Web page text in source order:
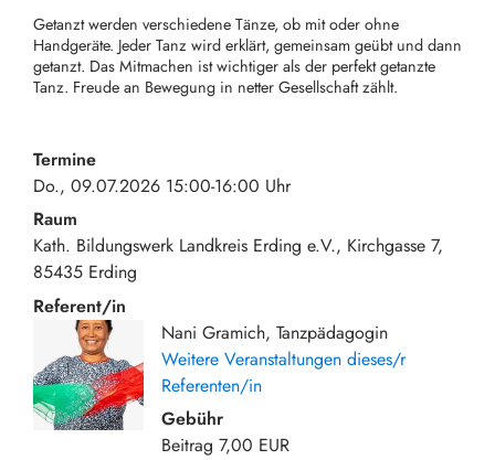
Getanzt werden verschiedene Tänze, ob mit oder ohne
Handgeräte. Jeder Tanz wird erklärt, gemeinsam geübt und dann
getanzt. Das Mitmachen ist wichtiger als der perfekt getanzte
Tanz. Freude an Bewegung in netter Gesellschaft zählt.
Termine
Do., 09.07.2026 15:00-16:00 Uhr
Raum
Kath. Bildungswerk Landkreis Erding e.V. Kirchgasse 7
85435 Erding
Referent/in
Nani Gramich, Tanzpädagogin
Weitere Veranstaltungen dieses/r
Referenten/in
Gebühr
Beitrag 7,00 EUR